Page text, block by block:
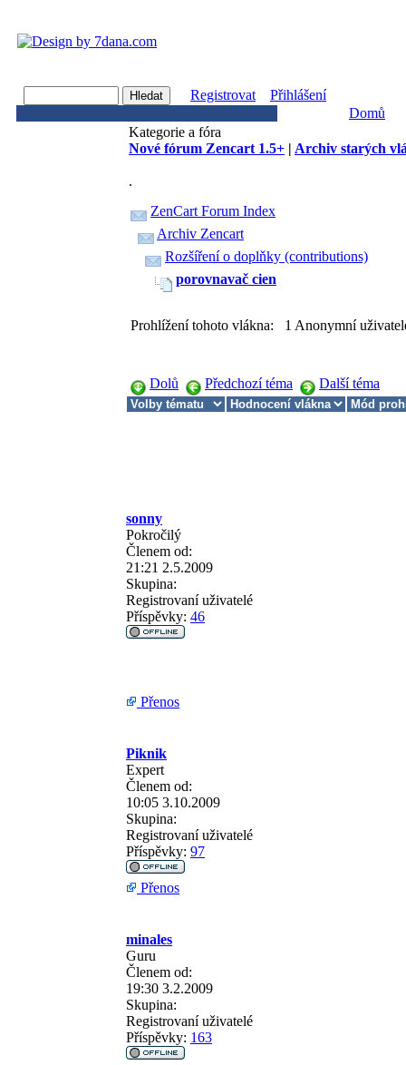
Registrovat
Přihlášení
Domů
Kategorie a fóra
Nové fórum Zencart 1.5+ | Archiv starých
.
ZenCart Forum Index
Archiv Zencart
Rozšíření o doplňky (contributions)
porovnavač cien
Prohlížení tohoto vlákna: 1 Anonymní
Dolů Předchozí téma Další téma
sonny
Pokročilý
Členem od:
21:21 2.5.2009
Skupina:
Registrovaní uživatelé
Příspěvky: 46
Přenos
Piknik
Expert
Členem od:
10:05 3.10.2009
Skupina:
Registrovaní uživatelé
Příspěvky: 97
Přenos
minales
Guru
Členem od:
19:30 3.2.2009
Skupina:
Registrovaní uživatelé
Příspěvky: 163